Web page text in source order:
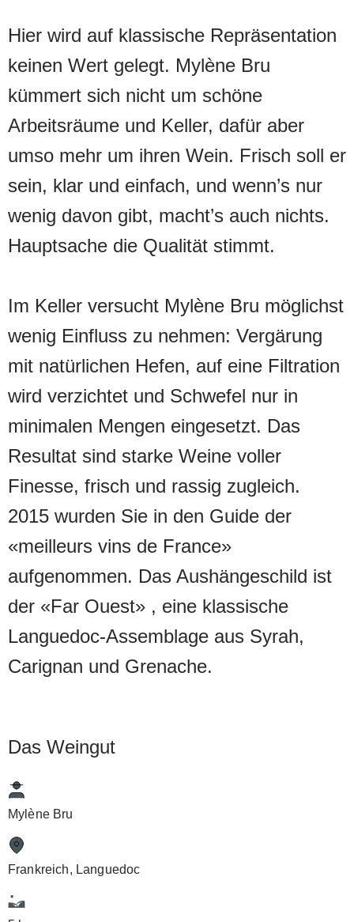
Hier wird auf klassische Repräsentation
keinen Wert gelegt. Mylène Bru
kümmert sich nicht um schöne
Arbeitsräume und Keller, dafür aber
umso mehr um ihren Wein. Frisch soll er
sein, klar und einfach, und wenn’s nur
wenig davon gibt, macht’s auch nichts.
Hauptsache die Qualität stimmt.
Im Keller versucht Mylène Bru möglichst
wenig Einfluss zu nehmen: Vergärung
mit natürlichen Hefen, auf eine Filtration
wird verzichtet und Schwefel nur in
minimalen Mengen eingesetzt. Das
Resultat sind starke Weine voller
Finesse, frisch und rassig zugleich.
2015 wurden Sie in den Guide der
«meilleurs vins de France»
aufgenommen. Das Aushängeschild ist
der «Far Ouest» , eine klassische
Languedoc-Assemblage aus Syrah,
Carignan und Grenache.
Das Weingut
Mylène Bru
Frankreich, Languedoc